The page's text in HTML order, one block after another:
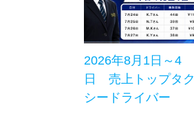
2026年8月1日～4
日 売上トップタク
シードライバー